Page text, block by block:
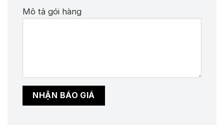
Mô tả gói hàng